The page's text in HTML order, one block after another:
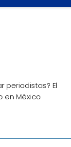
periodistas? El
en México